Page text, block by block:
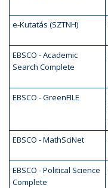
e-Kutatás (SZTNH)
EBSCO - Academic
Search Complete
EBSCO - GreenFILE
EBSCO - MathSciNet
EBSCO - Political Science
Complete